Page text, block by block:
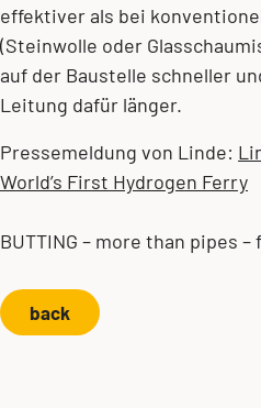
effektiver als bei
(Steinwolle oder
auf der Baustelle schneller
Leitung dafür länger.
Pressemeldung von Linde:
World’s First Hydrogen Ferry
BUTTING – more than pipes
back